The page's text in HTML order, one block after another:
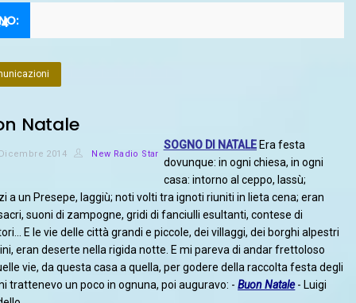
Natale
2014 New Radio Star
SOGNO DI NATALEEra festa
dovunque: in ogni chiesa, in ogni
casa: intorno al ceppo, lassù;
a un Presepe, laggiù; noti volti tra ignoti riuniti in lieta cena; eran
suoni di zampogne, gridi di fanciulli esultanti, contese di
E le vie delle città grandi e piccole, dei villaggi, dei borghi alpestri
eran deserte nella rigida notte. E mi pareva di andar frettoloso
vie, da questa casa a quella, per godere della raccolta festa degli
trattenevo un poco in ognuna, poi auguravo: - Buon Natale- Luigi